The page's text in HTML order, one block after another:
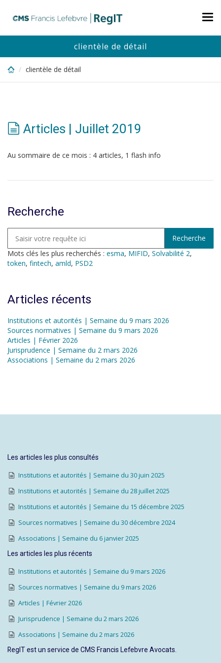
content
clientèle de détail
clientèle de détail
Articles | Juillet 2019
Au sommaire de ce mois : 4 articles, 1 flash info
Recherche
Mots clés les plus recherchés : esma, MIFID, Solvabilité 2,
token, fintech, amld, PSD2
Articles récents
Institutions et autorités | Semaine du 9 mars 2026
Sources normatives | Semaine du 9 mars 2026
Articles | Février 2026
Jurisprudence | Semaine du 2 mars 2026
Associations | Semaine du 2 mars 2026
Les articles les plus consultés
Institutions et autorités | Semaine du 30 juin 2025
Institutions et autorités | Semaine du 28 juillet 2025
Institutions et autorités | Semaine du 15 décembre 2025
Sources normatives | Semaine du 30 décembre 2024
Associations | Semaine du 6 janvier 2025
Les articles les plus récents
Institutions et autorités | Semaine du 9 mars 2026
Sources normatives | Semaine du 9 mars 2026
Articles | Février 2026
Jurisprudence | Semaine du 2 mars 2026
Associations | Semaine du 2 mars 2026
RegIT est un service de CMS Francis Lefebvre Avocats.